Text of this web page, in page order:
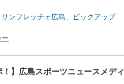
サンフレッチェ広島 ピックアップ
！】広島スポーツニュースメデ